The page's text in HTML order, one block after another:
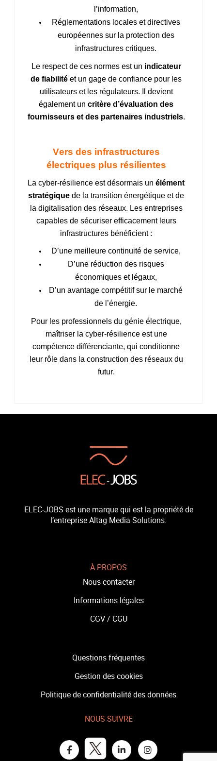
l’information,
Réglementationslocales et directives
européennes sur la protection des
infrastructures critiques.
Le respect de ces normes est un indicateur
de fiabilité et un gage de confiance pour les
utilisateurs et les régulateurs. Il devient
également un critère d’évaluation des
fournisseurs et des partenaires industriels.
Vers des infrastructures
électriques plus résilientes
La cyber‑résilience est désormais un élément
stratégique de la transition énergétique et de
la digitalisation des réseaux. Les entreprises
capables de sécuriser efficacement leurs
infrastructures bénéficient :
D’unemeilleure continuité de service,
D’uneréduction des risques
économiques et légaux,
D’un avantage compétitif sur le marché
de l’énergie.
Pour les professionnels du génie électrique,
maîtriser la cyber‑résilience est une
compétence différenciante, qui conditionne
leur rôle dans la construction des réseaux du
futur.
ELEC-JOBS est une marque qui est la propriété de
l’entreprise Altag Media Solutions.
À PROPOS
Nous contacter
Informations légales
CGV / CGU
Questions fréquentes
Gestion des cookies
Politique de confidentialité des données
NOUS SUIVRE